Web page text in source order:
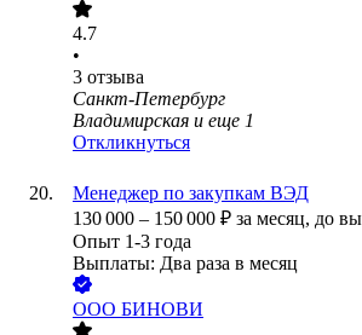
4.7
•
3 отзыва
Санкт-Петербург
Владимирская и еще 1
Откликнуться
Менеджер по закупкам ВЭД
130 000 – 150 000 ₽ за месяц, до
Опыт 1-3 года
Выплаты: Два раза в месяц
ООО БИНОВИ